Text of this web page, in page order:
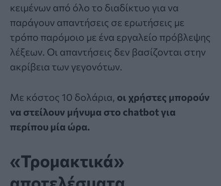
κειμένων από όλο το διαδίκτυο για να
παράγουν απαντήσεις σε ερωτήσεις με
τρόπο παρόμοιο με ένα εργαλείο πρόβλεψης
λέξεων. Οι απαντήσεις δεν βασίζονται στην
ακρίβεια των γεγονότων.
Με κόστος 10 δολάρια, οι χρήστες μπορούν
να στείλουν μήνυμα στο chatbot για
περίπου μία ώρα.
«Τρομακτικά»